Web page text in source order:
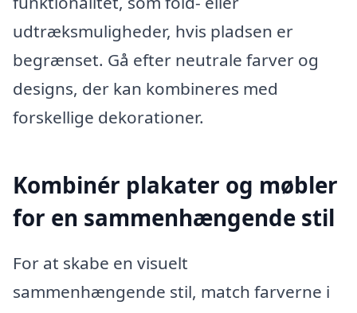
udtræksmuligheder, hvis pladsen er
begrænset. Gå efter neutrale farver og
designs, der kan kombineres med
forskellige dekorationer.
Kombinér plakater og møbler
for en sammenhængende stil
For at skabe en visuelt
sammenhængende stil, match farverne i